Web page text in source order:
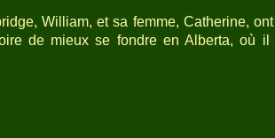
William, et sa femme, Catherine,
de mieux se fondre en Alberta, où